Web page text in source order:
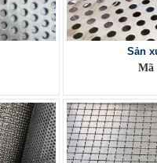
Sản
Mã